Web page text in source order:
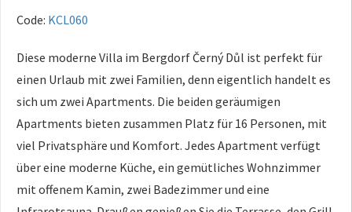
Code: KCL060
Diese moderne Villa im Bergdorf Černý Důl ist perfekt für
einen Urlaub mit zwei Familien, denn eigentlich handelt es
sich um zwei Apartments. Die beiden geräumigen
Apartments bieten zusammen Platz für 16 Personen, mit
viel Privatsphäre und Komfort. Jedes Apartment verfügt
über eine moderne Küche, ein gemütliches Wohnzimmer
mit offenem Kamin, zwei Badezimmer und eine